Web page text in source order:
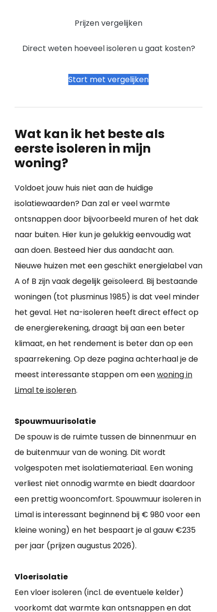
Prijzen vergelijken
Direct weten hoeveel isoleren u gaat kosten?
Start met vergelijken
Wat kan ik het beste als
eerste isoleren in mijn
woning?
Voldoet jouw huis niet aan de huidige
isolatiewaarden? Dan zal er veel warmte
ontsnappen door bijvoorbeeld muren of het dak
naar buiten. Hier kun je gelukkig eenvoudig wat
aan doen. Besteed hier dus aandacht aan.
Nieuwe huizen met een geschikt energielabel van
A of B zijn vaak degelijk geïsoleerd. Bij bestaande
woningen (tot plusminus 1985) is dat veel minder
het geval. Het na-isoleren heeft direct effect op
de energierekening, draagt bij aan een beter
klimaat, en het rendement is beter dan op een
spaarrekening. Op deze pagina achterhaal je de
meest interessante stappen om eenwoning in
Limal te isoleren.
Spouwmuurisolatie
De spouw is de ruimte tussen de binnenmuur en
de buitenmuur van de woning. Dit wordt
volgespoten met isolatiemateriaal. Een woning
verliest niet onnodig warmte en biedt daardoor
een prettig wooncomfort. Spouwmuur isoleren in
Limal is interessant beginnend bij € 980 voor een
kleine woning) en het bespaart je al gauw €235
per jaar (prijzen augustus 2026).
Vloerisolatie
Een vloer isoleren (incl. de eventuele kelder)
voorkomt dat warmte kan ontsnappen en dat